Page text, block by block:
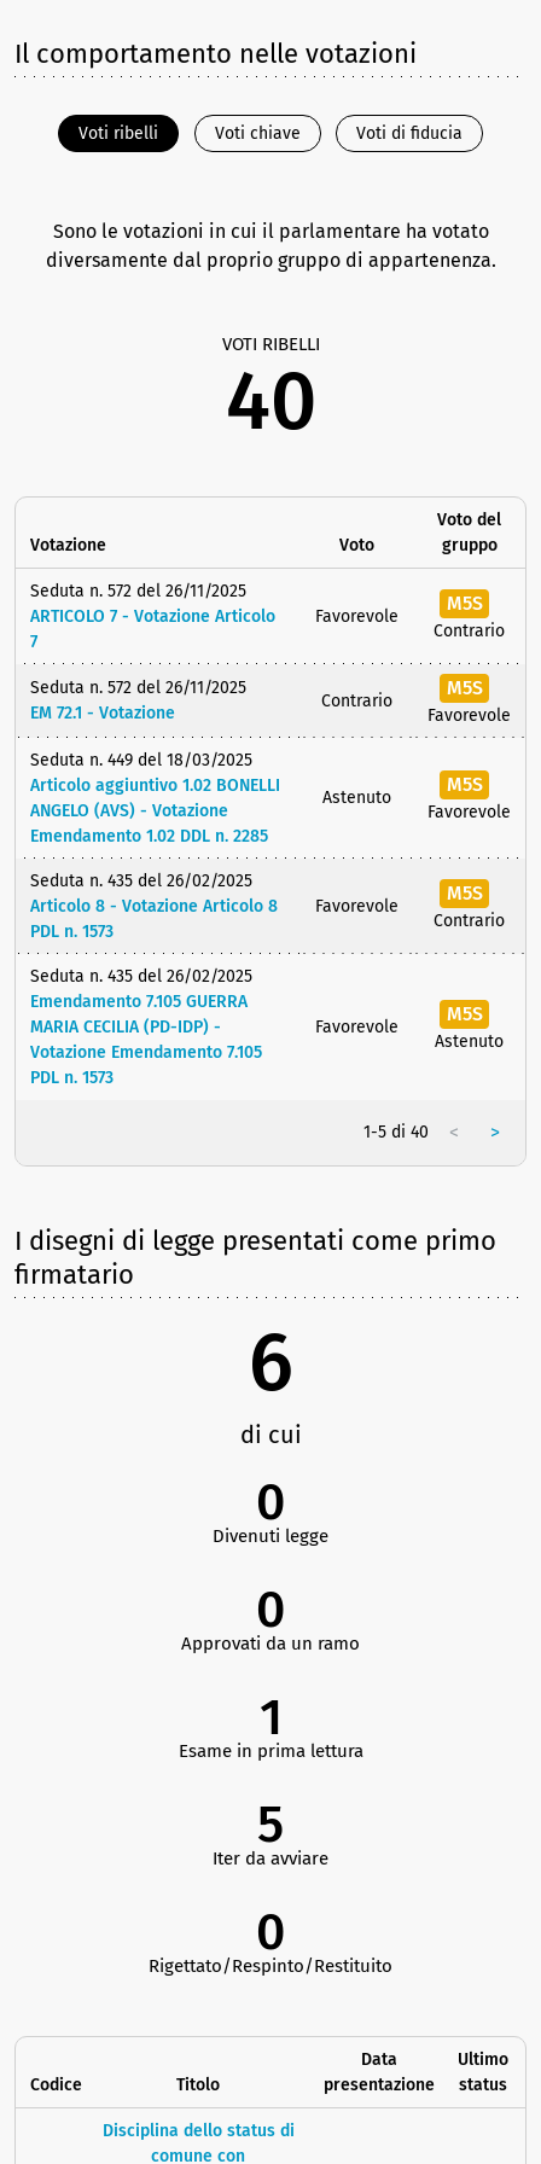
Il comportamento nelle votazioni
Voti ribelli Voti chiave Voti di fiducia
Sono le votazioni in cui il parlamentare ha votato
diversamente dal proprio gruppo di appartenenza.
VOTI RIBELLI
40
Votazione Voto
Voto del
gruppo
Seduta n. 572 del 26/11/2025
ARTICOLO 7 - Votazione Articolo
7
Favorevole
M5S
Contrario
Seduta n. 572 del 26/11/2025
EM 72.1 - Votazione
Contrario
M5S
Favorevole
Seduta n. 449 del 18/03/2025
Articolo aggiuntivo 1.02 BONELLI
ANGELO (AVS) - Votazione
Emendamento 1.02 DDL n. 2285
Astenuto
M5S
Favorevole
Seduta n. 435 del 26/02/2025
Articolo 8 - Votazione Articolo 8
PDL n. 1573
Favorevole
M5S
Contrario
Seduta n. 435 del 26/02/2025
Emendamento 7.105 GUERRA
MARIA CECILIA (PD-IDP) -
Votazione Emendamento 7.105
PDL n. 1573
Favorevole
M5S
Astenuto
1-5 di 40 < >
I disegni di legge presentati come primo
firmatario
6
di cui
0
Divenuti legge
0
Approvati da un ramo
1
Esame in prima lettura
5
Iter da avviare
0
Rigettato/Respinto/Restituito
Codice Titolo
Data
presentazione
Ultimo
status
Disciplina dello status di
comune con